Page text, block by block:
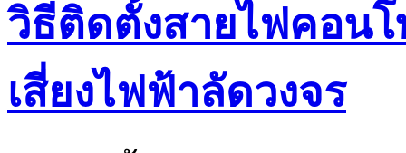
วิธีติดตั้งสายไฟคอน
เสี่ยงไฟฟ้าลัดวงจร